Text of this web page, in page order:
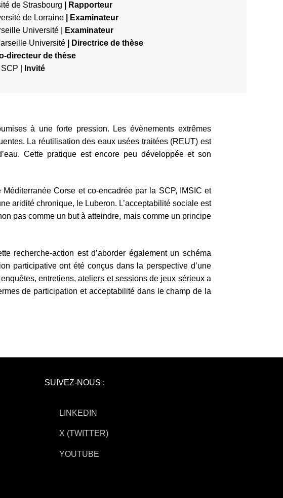
de Strasbourg
| Rapporteur
de Lorraine
Examinateur
Université |
Examinateur
Université|
Directrice de thèse
directeur de thèse
| Invité
à une forte pression. Les évènements extrêmes
La réutilisation des eaux usées traitées (REUT) est
Cette pratique est encore peu développée et son
Corse et co-encadrée par la SCP, IMSIC et
aridité chronique, le Luberon. L’acceptabilité sociale est
pas comme un but à atteindre, mais comme un principe
recherche-action est d’aborder également un schéma
participative ont été conçus dans la perspective d’une
entretiens, ateliers et sessions de jeux sérieux a
de participation et acceptabilité dans le champ de la
SUIVEZ-NOUS :
LINKEDIN
X (TWITTER)
YOUTUBE